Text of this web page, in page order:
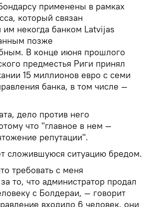
применены в рамках
который связан
некогда банком Latvijas
позже
В конце июня прошлого
предместья Риги принял
15 миллионов евро с семи
банка, в том числе —
дело против него
что "главное в нем —
репутации".
сложившуюся ситуацию бредом.
требовать с меня
то, что администратор продал
с Болдераи, — говорит
входило 6 человек, они